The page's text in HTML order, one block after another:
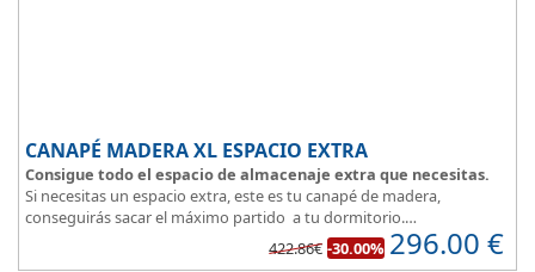
CANAPÉ MADERA XL ESPACIO EXTRA
Consigue todo el espacio de almacenaje extra que necesitas.
Si necesitas un espacio extra, este es tu canapé de madera,
conseguirás sacar el máximo partido a tu dormitorio.
y es muy transpirable, fabricada con tejido
3D y tapizada en elegante color gris.
422.86€ -30.00% 296.00 €